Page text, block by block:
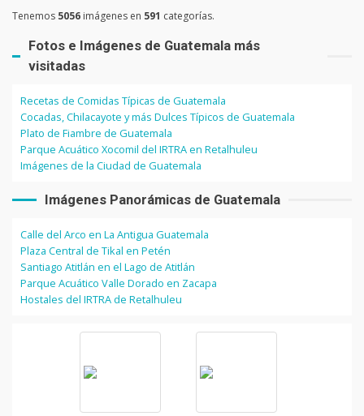
Tenemos 5056 imágenes en 591 categorías.
Fotos e Imágenes de Guatemala más
visitadas
Recetas de Comidas Típicas de Guatemala
Cocadas, Chilacayote y más Dulces Típicos de Guatemala
Plato de Fiambre de Guatemala
Parque Acuático Xocomil del IRTRA en Retalhuleu
Imágenes de la Ciudad de Guatemala
Imágenes Panorámicas de Guatemala
Calle del Arco en La Antigua Guatemala
Plaza Central de Tikal en Petén
Santiago Atitlán en el Lago de Atitlán
Parque Acuático Valle Dorado en Zacapa
Hostales del IRTRA de Retalhuleu